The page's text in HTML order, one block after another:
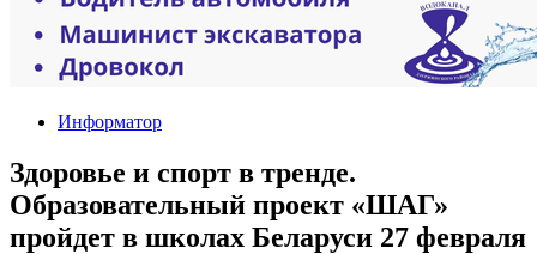
Информатор
Здоровье и спорт в тренде.
Образовательный проект «ШАГ»
пройдет в школах Беларуси 27 февраля